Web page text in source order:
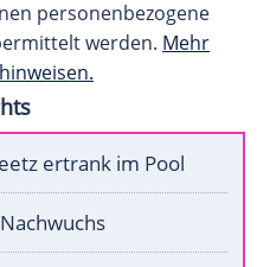
personenbezogene
werden. Mehr
ertrank im Pool